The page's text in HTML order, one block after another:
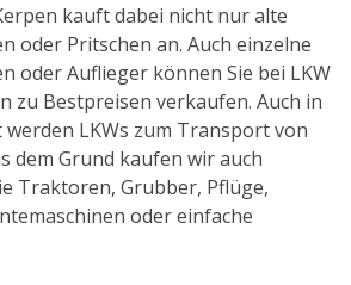
kauft dabei nicht nur alte
oder Pritschen an. Auch einzelne
oder Auflieger können Sie bei LKW
zu Bestpreisen verkaufen. Auch in
LKWs zum Transport von
dem Grund kaufen wir auch
Traktoren, Grubber, Pflüge,
oder einfache